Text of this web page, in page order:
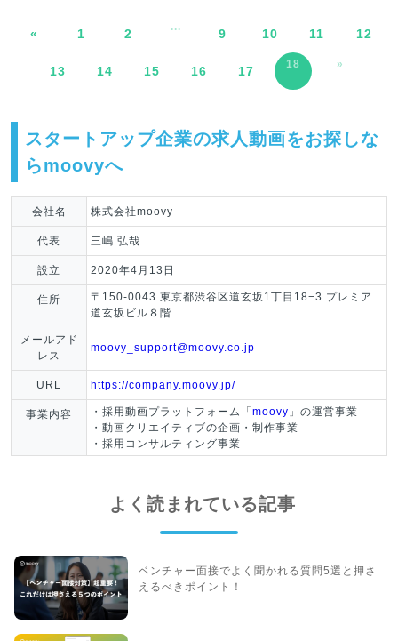
« 1 2 ... 9 10 11 12
13 14 15 16 17 18 »
スタートアップ企業の求人動画をお探しな
らmoovyへ
会社名 株式会社moovy
代表 三嶋 弘哉
設立 2020年4月13日
住所
〒150-0043 東京都渋谷区道玄坂1丁目18−3 プレミア
道玄坂ビル８階
メールアド
レス
moovy_support@moovy.co.jp
URL https://company.moovy.jp/
事業内容 ・採用動画プラットフォーム「 moovy 」の運営事業
・動画クリエイティブの企画・制作事業
・採用コンサルティング事業
よく読まれている記事
ベンチャー面接でよく聞かれる質問5選と押さ
えるべきポイント！